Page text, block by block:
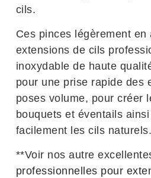
cils.
Ces pinces légèrement en
extensions de cils
inoxydable de haute
pour une prise rapide des
poses volume, pour créer
bouquets et éventails
facilement les cils naturels.
**Voir nos autre
professionnelles pour